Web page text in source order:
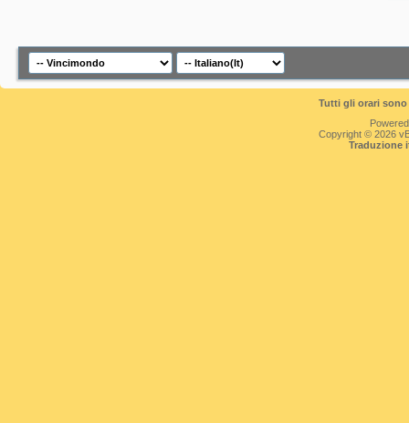
Tutti gli orari
Copyright © 2026
Traduzione